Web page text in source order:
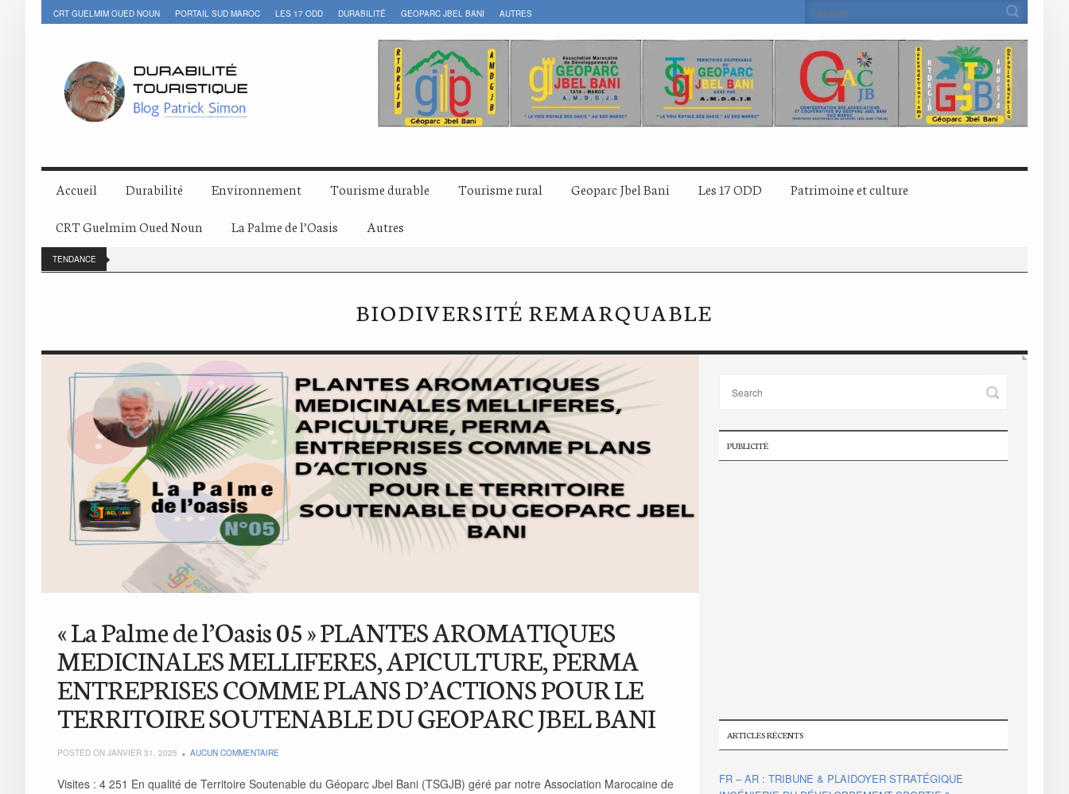
CRT GUELMIM OUED NOUN PORTAIL SUD MAROC LES 17 ODD DURABILITÉ GEOPARC JBEL BANI AUTRES
Accueil Durabilité Environnement Tourisme durable Tourisme rural Geoparc Jbel Bani Les 17 ODD Patrimoine et culture
CRT Guelmim Oued Noun La Palme de l’Oasis Autres
TENDANCE
BIODIVERSITÉ REMARQUABLE
« La Palme de l’Oasis 05 » PLANTES AROMATIQUES
MEDICINALES MELLIFERES, APICULTURE, PERMA
ENTREPRISES COMME PLANS D’ACTIONS POUR LE
TERRITOIRE SOUTENABLE DU GEOPARC JBEL BANI
POSTED ON JANVIER 31, 2025 AUCUN COMMENTAIRE
Visites : 4 251 En qualité de Territoire Soutenable du Géoparc Jbel Bani (TSGJB) géré par notre Association Marocaine de
PUBLICITÉ
ARTICLES RÉCENTS
FR – AR : TRIBUNE & PLAIDOYER STRATÉGIQUE